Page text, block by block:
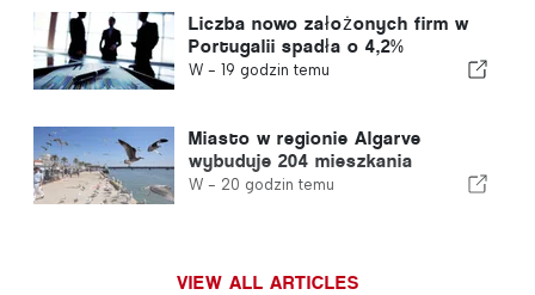
Liczba nowo założonych firm w
Portugalii spadła o 4,2%
W - 19 godzin temu
Miasto w regionie Algarve
wybuduje 204 mieszkania
W - 20 godzin temu
VIEW ALL ARTICLES